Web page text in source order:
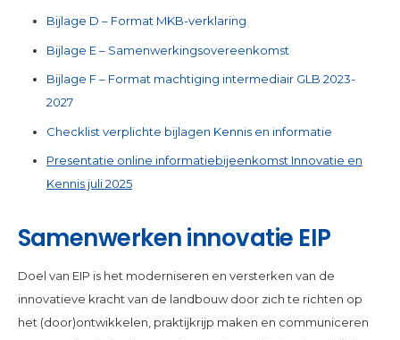
Bijlage D – Format MKB-verklaring
Bijlage E – Samenwerkingsovereenkomst
Bijlage F – Format machtiging intermediair GLB 2023-
2027
Checklist verplichte bijlagen Kennis en informatie
Presentatie online informatiebijeenkomst Innovatie en
Kennis juli 2025
Samenwerken innovatie EIP
Doel van EIP is het moderniseren en versterken van de
innovatieve kracht van de landbouw door zich te richten op
het (door)ontwikkelen, praktijkrijp maken en communiceren